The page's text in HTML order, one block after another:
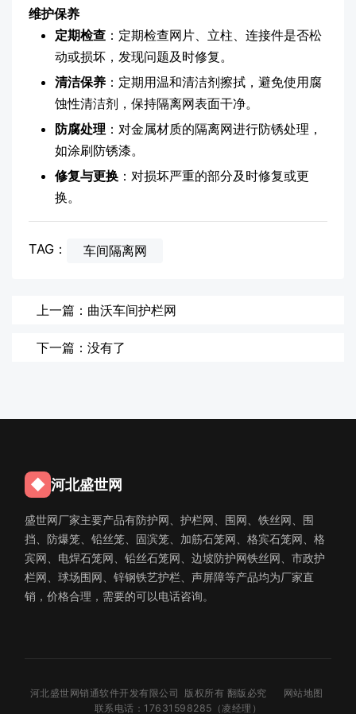
维护保养
定期检查：定期检查网片、立柱、连接件是否松
动或损坏，发现问题及时修复。
清洁保养：定期用温和清洁剂擦拭，避免使用腐
蚀性清洁剂，保持隔离网表面干净。
防腐处理 ：对金属材质的隔离网进行防锈处理，
如涂刷防锈漆。
修复与更换：对损坏严重的部分及时修复或更
换。
TAG： 车间隔离网
上一篇：曲沃车间护栏网
下一篇：没有了
◆ 河北盛世网
盛世网厂家主要产品有防护网、护栏网、围网、铁丝网、围
挡、防爆笼、铅丝笼、固滨笼、加筋石笼网、格宾石笼网、格
宾网、电焊石笼网、铅丝石笼网、边坡防护网铁丝网、市政护
栏网、球场围网、锌钢铁艺护栏、声屏障等产品均为厂家直
销，价格合理，需要的可以电话咨询。
河北盛世网销通软件开发有限公司 版权所有 翻版必究 网站地图
联系电话：17631598285（凌经理）